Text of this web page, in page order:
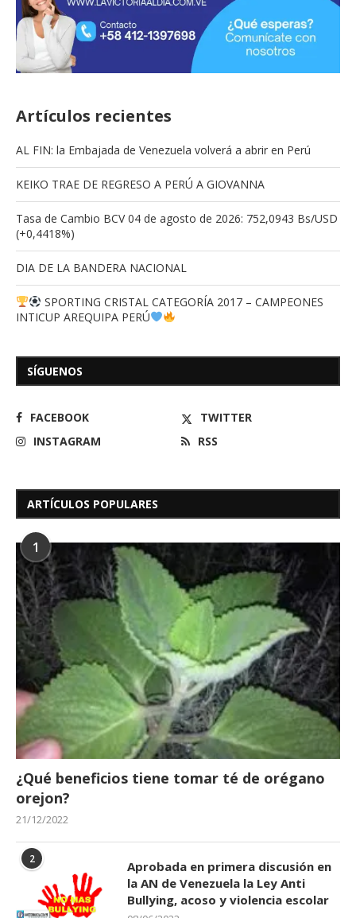
Artículos recientes
AL FIN: la Embajada de Venezuela volverá a abrir en Perú
KEIKO TRAE DE REGRESO A PERÚ A GIOVANNA
Tasa de Cambio BCV 04 de agosto de 2026: 752,0943 Bs/USD
(+0,4418%)
DIA DE LA BANDERA NACIONAL
SPORTING CRISTAL CATEGORÍA 2017 – CAMPEONES
INTICUP AREQUIPA PERÚ
SÍGUENOS
FACEBOOK
TWITTER
INSTAGRAM
RSS
ARTÍCULOS POPULARES
1
¿Qué beneficios tiene tomar té de orégano
orejon?
21/12/2022
2
Aprobada en primera discusión en
la AN de Venezuela la Ley Anti
Bullying, acoso y violencia escolar